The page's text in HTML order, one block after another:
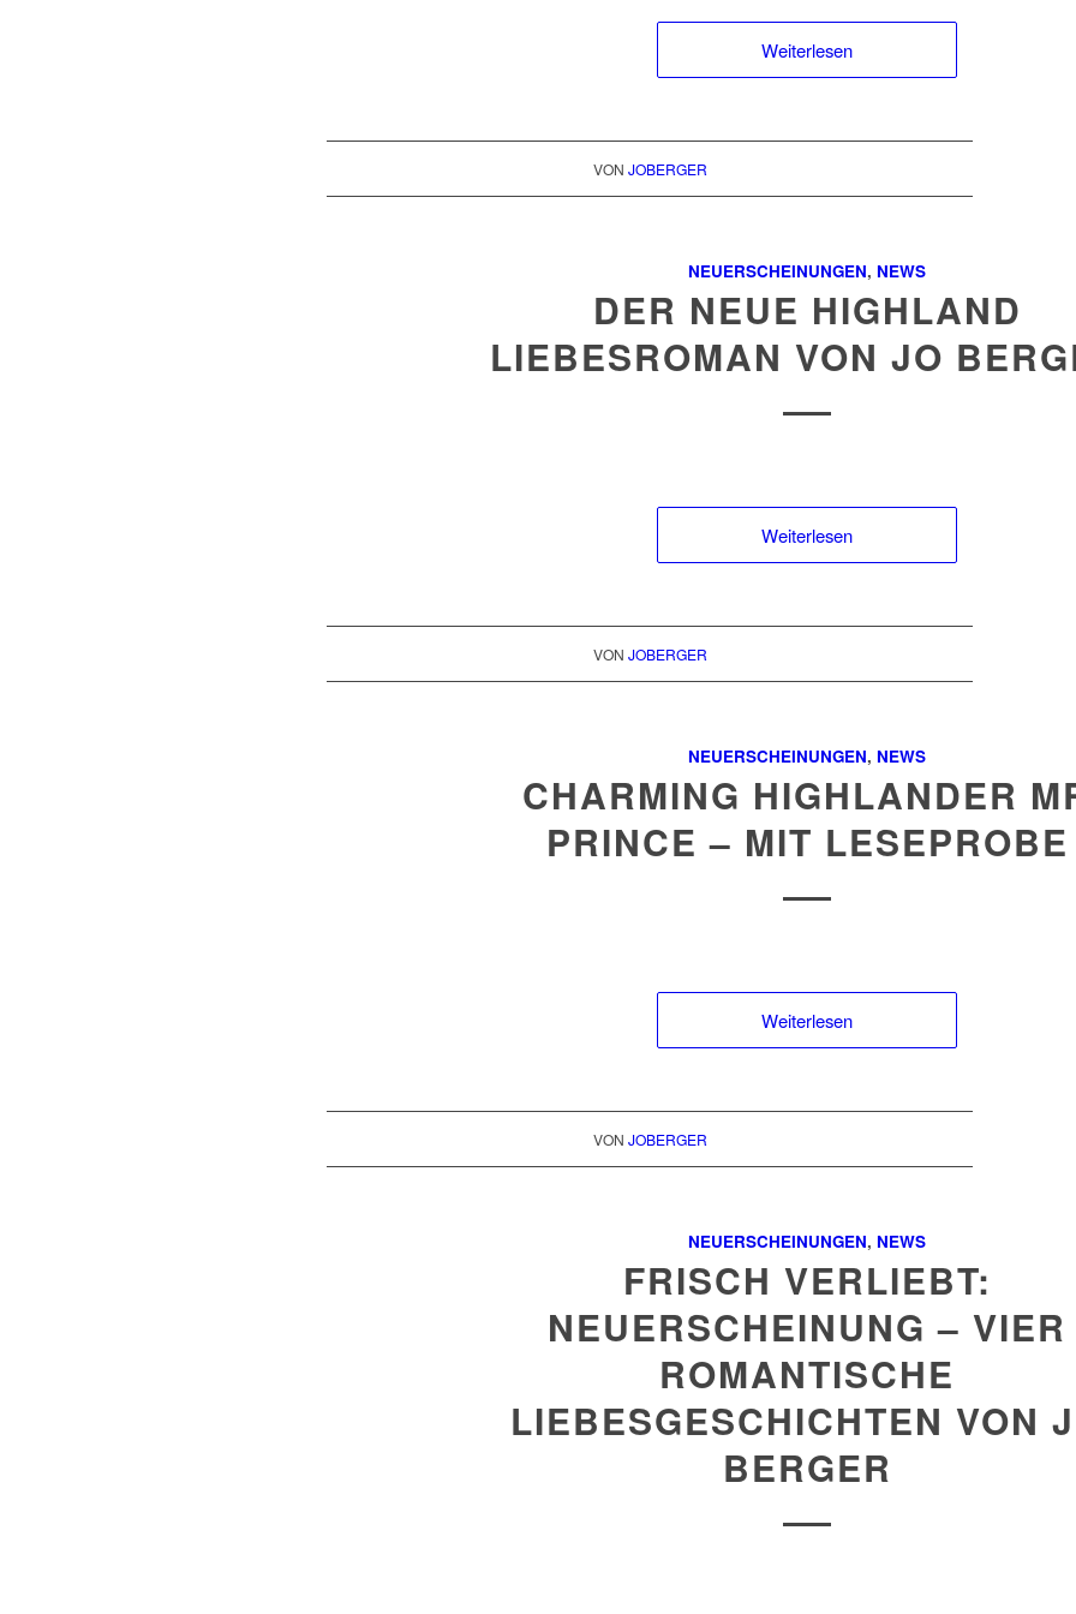
Weiterlesen
VON JOBERGER
NEUERSCHEINUNGEN, NEWS
DER NEUE HIGHLAND
LIEBESROMAN VON JO
Weiterlesen
VON JOBERGER
NEUERSCHEINUNGEN, NEWS
CHARMING HIGHLANDER
PRINCE – MIT LESEPROBE
Weiterlesen
VON JOBERGER
NEUERSCHEINUNGEN, NEWS
FRISCH VERLIEBT:
NEUERSCHEINUNG – VIER
ROMANTISCHE
LIEBESGESCHICHTEN VON
BERGER